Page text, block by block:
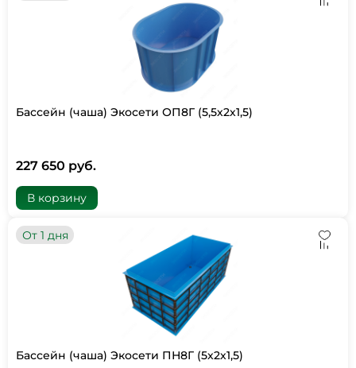
Бассейн (чаша) Экосети ОП8Г (5,5х2х1,5)
227 650 руб.
В корзину
От 1 дня
Бассейн (чаша) Экосети ПН8Г (5х2х1,5)